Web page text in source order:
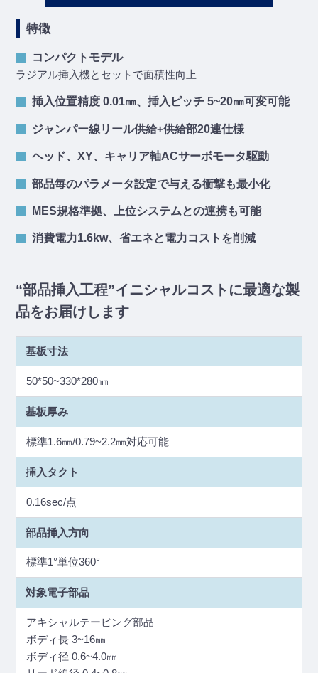
特徴
コンパクトモデル
ラジアル挿入機とセットで面積性向上
挿入位置精度 0.01㎜、挿入ピッチ 5~20㎜可変可能
ジャンパー線リール供給+供給部20連仕様
ヘッド、XY、キャリア軸ACサーボモータ駆動
部品毎のパラメータ設定で与える衝撃も最小化
MES規格準拠、上位システムとの連携も可能
消費電力1.6kw、省エネと電力コストを削減
“部品挿入工程”イニシャルコストに最適な製
品をお届けします
基板寸法
50*50~330*280㎜
基板厚み
標準1.6㎜/0.79~2.2㎜対応可能
挿入タクト
0.16sec/点
部品挿入方向
標準1°単位360°
対象電子部品
アキシャルテーピング部品
ボディ長 3~16㎜
ボディ径 0.6~4.0㎜